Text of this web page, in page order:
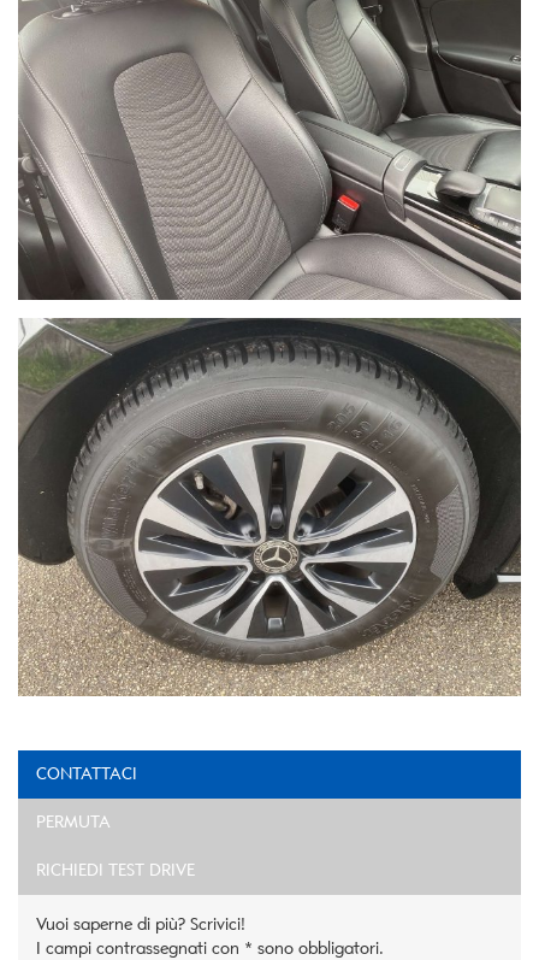
CONTATTACI
PERMUTA
RICHIEDI TEST DRIVE
Vuoi saperne di più? Scrivici!
I campi contrassegnati con * sono obbligatori.